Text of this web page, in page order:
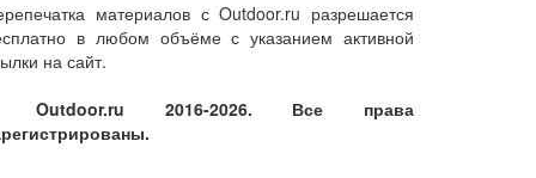
материалов с Outdoor.ru разрешается
в любом объёме с указанием активной
на сайт.
Outdoor.ru 2016-2026. Все права